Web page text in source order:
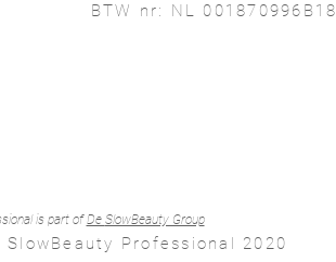
BTW nr: NL 001870996B18
is part ofDe SlowBeauty Group
Professional 2020